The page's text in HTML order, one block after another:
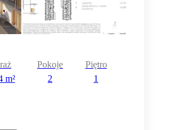
m²
Pokoje
2
Piętro
1